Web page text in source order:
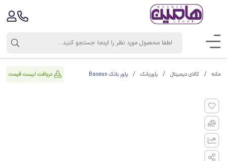
خانه کالای دیجیتال پاوربانک پاور بانک Baseus دریافت لیست قیمت